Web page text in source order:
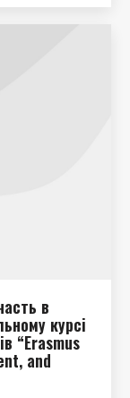
в
курсі
“Erasmus
and